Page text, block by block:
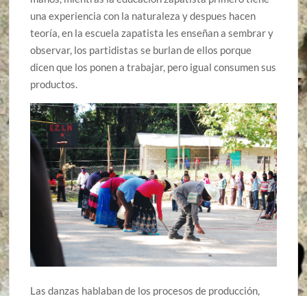
una experiencia con la naturaleza y despues hacen
teoría, en la escuela zapatista les enseñan a sembrar y
observar, los partidistas se burlan de ellos porque
dicen que los ponen a trabajar, pero igual consumen sus
productos.
Las danzas hablaban de los procesos de producción,